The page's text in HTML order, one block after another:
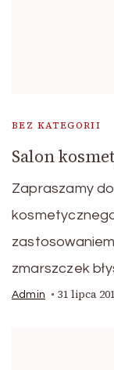
BEZ KATEGORII
Salon
Zapraszamy
zmarszczek
Admin 31 lipca